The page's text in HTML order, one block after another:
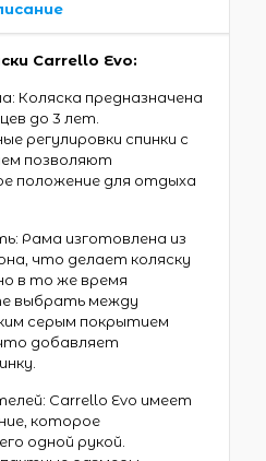
Carrello Evo:
Коляска предназначена
до 3 лет.
регулировки спинки с
позволяют
положение для отдыха
Рама изготовлена из
что делает коляску
в то же время
выбрать между
серым покрытием
добавляет
Carrello Evo имеет
которое
одной рукой.